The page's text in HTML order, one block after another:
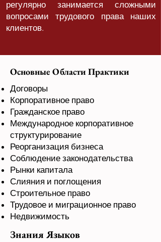
регулярно занимается сложными
вопросами трудового права наших
клиентов.
Основные Области Практики
Договоры
Корпоративное право
Гражданское право
Международное корпоративное
структурирование
Реорганизация бизнеса
Соблюдение законодательства
Рынки капитала
Слияния и поглощения
Строительное право
Трудовое и миграционное право
Недвижимость
Знания Языков